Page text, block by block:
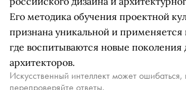
Его методика обучения проектной
признана уникальной и применяется
где воспитываются новые поколения
архитекторов.
Искусственный интеллект может ошибаться,
перепроверяйте ответы.